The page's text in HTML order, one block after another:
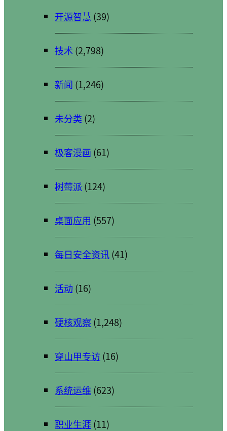
开源智慧 (39)
技术 (2,798)
新闻 (1,246)
未分类 (2)
极客漫画 (61)
树莓派 (124)
桌面应用 (557)
每日安全资讯(41)
活动 (16)
硬核观察 (1,248)
穿山甲专访(16)
系统运维(623)
职业生涯(11)